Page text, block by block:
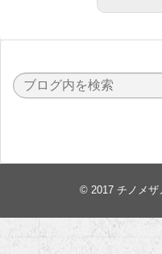
© 2017 チノメザ